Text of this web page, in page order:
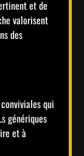
et de
valorisent
des
qui
génériques
et à